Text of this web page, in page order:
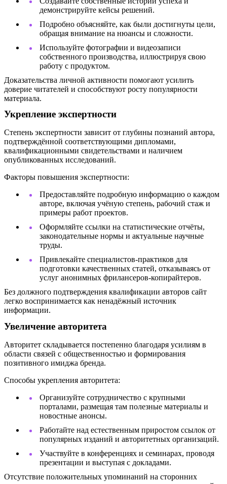
демонстрируйте кейсы решений.
Подробно объясняйте, как были достигнуты цели,
обращая внимание на нюансы и сложности.
Используйте фотографии и видеозаписи
собственного производства, иллюстрируя свою
работу с продуктом.
Доказательства личной активности помогают усилить
доверие читателей и способствуют росту популярности
материала.
Укрепление экспертности
Степень экспертности зависит от глубины познаний автора,
подтверждённой соответствующими дипломами,
квалификационными свидетельствами и наличием
опубликованных исследований.
Факторы повышения экспертности:
Предоставляйте подробную информацию о каждом
авторе, включая учёную степень, рабочий стаж и
примеры работ проектов.
Оформляйте ссылки на статистические отчёты,
законодательные нормы и актуальные научные
труды.
Привлекайте специалистов-практиков для
подготовки качественных статей, отказываясь от
услуг анонимных фрилансеров-копирайтеров.
Без должного подтверждения квалификации авторов сайт
легко воспринимается как ненадёжный источник
информации.
Увеличение авторитета
Авторитет складывается постепенно благодаря усилиям в
области связей с общественностью и формирования
позитивного имиджа бренда.
Способы укрепления авторитета:
Организуйте сотрудничество с крупными
порталами, размещая там полезные материалы и
новостные анонсы.
Работайте над естественным приростом ссылок от
популярных изданий и авторитетных организаций.
Участвуйте в конференциях и семинарах, проводя
презентации и выступая с докладами.
Отсутствие положительных упоминаний на сторонних